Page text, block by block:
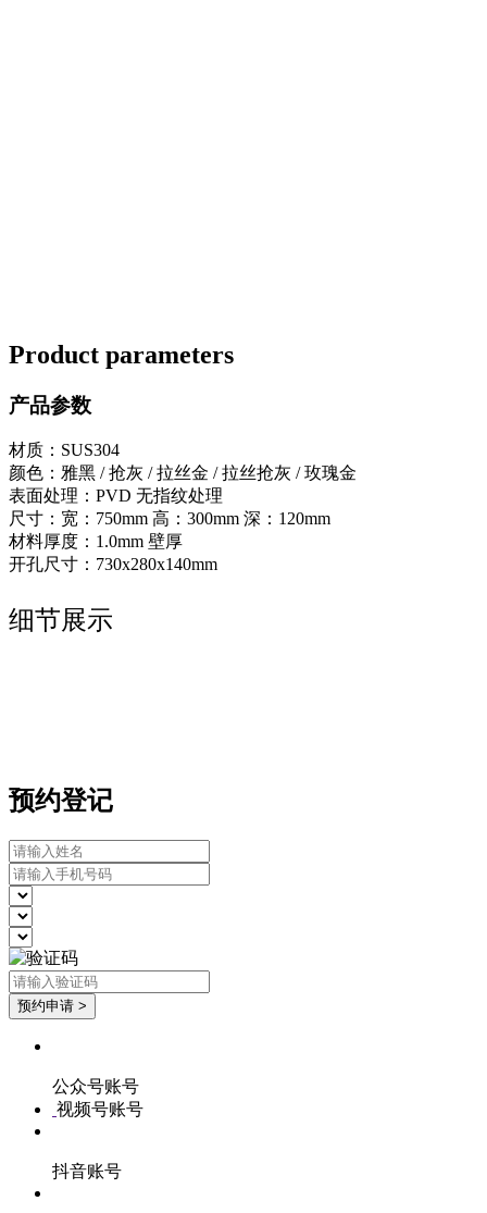
Product parameters
产品参数
材质：SUS304
颜色：雅黑 / 抢灰 / 拉丝金 / 拉丝抢灰 / 玫瑰金
表面处理：PVD 无指纹处理
尺寸：宽：750mm 高：300mm 深：120mm
材料厚度：1.0mm 壁厚
开孔尺寸：730x280x140mm
细节展示
预约登记
公众号账号
视频号账号
抖音账号